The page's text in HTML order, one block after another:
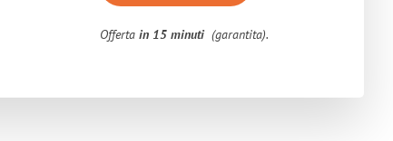
Offertain 15 minuti (garantita).